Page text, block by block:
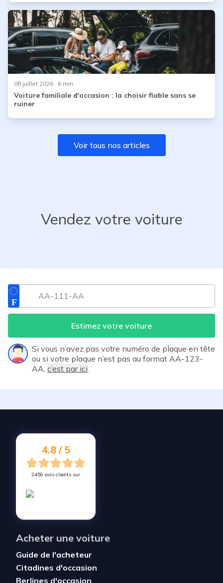
08 juillet 2026 · 6 min
Voiture familiale d'occasion : la choisir fiable sans se
ruiner
Voir tous nos articles
Vendez votre voiture
Estimez votre voiture
Si vous n’avez pas votre numéro de plaque en tête
ou si votre plaque n’est pas au format AA-123-
AA, c’est par ici.
4.8 / 5
2450 avis clients sur
Acheter une voiture
Guide de l'acheteur
Citadines d'occasion
Berlines d'occasion